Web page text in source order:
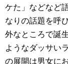
ケた」などなど
なりの話題を呼
外なところで誕
ようなダッサい
の展開は男女に